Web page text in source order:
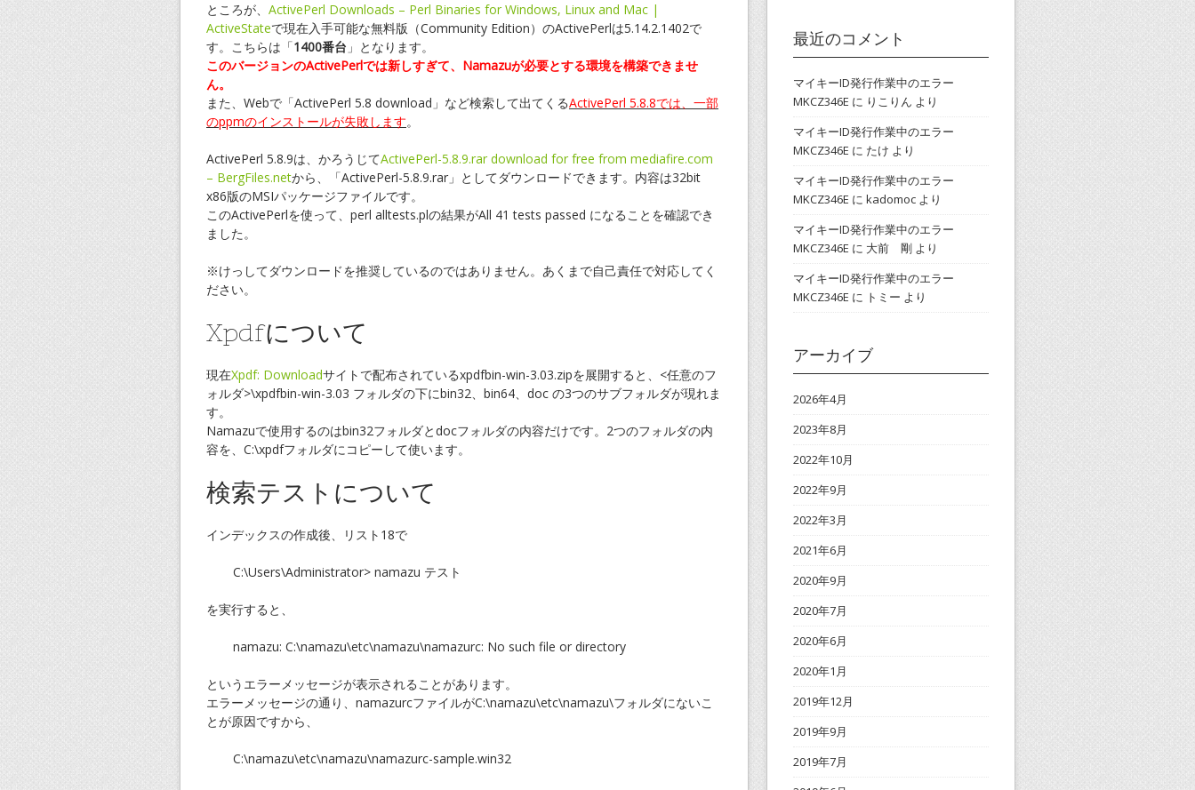
ところが、 ActivePerl Downloads – Perl Binaries for Windows, Linux and Mac |
ActiveStateで現在入手可能な無料版（Community Edition）のActivePerlは5.14.2.1402で
す。こちらは「1400番台 」となります。
このバージョンのActivePerlでは新しすぎて、Namazuが必要とする環境を構築できませ
ん。
また、Webで「ActivePerl 5.8 download」など検索して出てくるActivePerl 5.8.8では、一部
のppmのインストールが失敗します。
ActivePerl 5.8.9は、かろうじてActivePerl-5.8.9.rar download for free from mediafire.com
– BergFiles.netから、「ActivePerl-5.8.9.rar」としてダウンロードできます。内容は32bit
x86版のMSIパッケージファイルです。
このActivePerlを使って、perl alltests.plの結果がAll 41 tests passed になることを確認でき
ました。
※けっしてダウンロードを推奨しているのではありません。あくまで自己責任で対応してく
ださい。
Xpdfについて
現在Xpdf: Downloadサイトで配布されているxpdfbin-win-3.03.zipを展開すると、<任意のフ
ォルダ>\xpdfbin-win-3.03 フォルダの下にbin32、bin64、doc の3つのサブフォルダが現れま
す。
Namazuで使用するのはbin32フォルダとdocフォルダの内容だけです。2つのフォルダの内
容を、C:\xpdfフォルダにコピーして使います。
検索テストについて
インデックスの作成後、リスト18で
C:\Users\Administrator> namazu テスト
を実行すると、
namazu: C:\namazu\etc\namazu\namazurc: No such file or directory
というエラーメッセージが表示されることがあります。
エラーメッセージの通り、namazurcファイルがC:\namazu\etc\namazu\フォルダにないこ
とが原因ですから、
C:\namazu\etc\namazu\namazurc-sample.win32
最近のコメント
マイキーID発行作業中のエラー
MKCZ346E に りこりん より
マイキーID発行作業中のエラー
MKCZ346E に たけ より
マイキーID発行作業中のエラー
MKCZ346E に kadomoc より
マイキーID発行作業中のエラー
MKCZ346E に 大前 剛 より
マイキーID発行作業中のエラー
MKCZ346E に トミー より
アーカイブ
2026年4月
2023年8月
2022年10月
2022年9月
2022年3月
2021年6月
2020年9月
2020年7月
2020年6月
2020年1月
2019年12月
2019年9月
2019年7月